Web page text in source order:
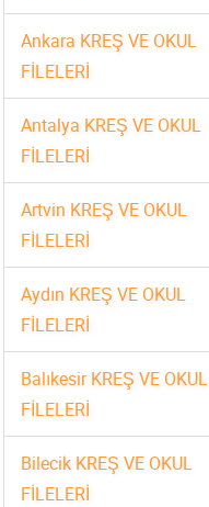
Ankara KREŞ VE OKUL
FİLELERİ
Antalya KREŞ VE OKUL
FİLELERİ
Artvin KREŞ VE OKUL
FİLELERİ
Aydın KREŞ VE OKUL
FİLELERİ
Balıkesir KREŞ VE OKUL
FİLELERİ
Bilecik KREŞ VE OKUL
FİLELERİ